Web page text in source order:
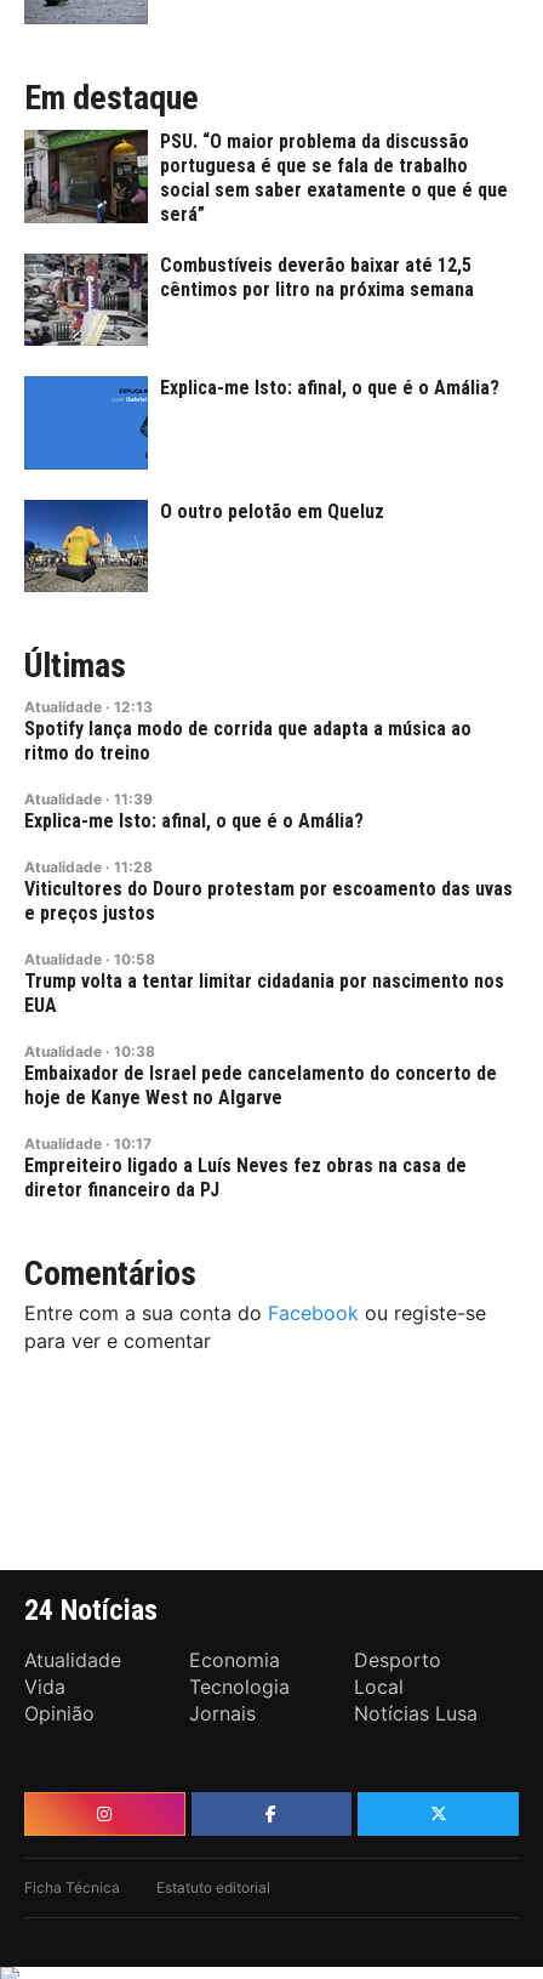
Em destaque
PSU. “O maior problema da discussão
portuguesa é que se fala de trabalho
social sem saber exatamente o que é que
será”
Combustíveis deverão baixar até 12,5
cêntimos por litro na próxima semana
Explica-me Isto: afinal, o que é o Amália?
O outro pelotão em Queluz
Últimas
Atualidade · 12:13
Spotify lança modo de corrida que adapta a música ao
ritmo do treino
Atualidade · 11:39
Explica-me Isto: afinal, o que é o Amália?
Atualidade · 11:28
Viticultores do Douro protestam por escoamento das uvas
e preços justos
Atualidade · 10:58
Trump volta a tentar limitar cidadania por nascimento nos
EUA
Atualidade · 10:38
Embaixador de Israel pede cancelamento do concerto de
hoje de Kanye West no Algarve
Atualidade · 10:17
Empreiteiro ligado a Luís Neves fez obras na casa de
diretor financeiro da PJ
Comentários
Entre com a sua conta do Facebook ou registe-se
para ver e comentar
24 Notícias
Atualidade Economia
Desporto
Vida
Tecnologia
Local
Opinião
Jornais Notícias Lusa
Ficha Técnica Estatuto editorial